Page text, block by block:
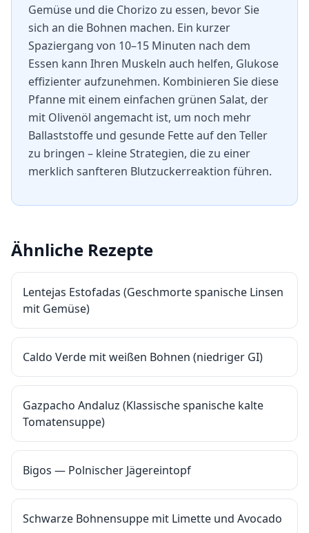
Gemüse und die Chorizo zu essen, bevor Sie
sich an die Bohnen machen. Ein kurzer
Spaziergang von 10–15 Minuten nach dem
Essen kann Ihren Muskeln auch helfen, Glukose
effizienter aufzunehmen. Kombinieren Sie diese
Pfanne mit einem einfachen grünen Salat, der
mit Olivenöl angemacht ist, um noch mehr
Ballaststoffe und gesunde Fette auf den Teller
zu bringen – kleine Strategien, die zu einer
merklich sanfteren Blutzuckerreaktion führen.
Ähnliche Rezepte
Lentejas Estofadas (Geschmorte spanische Linsen
mit Gemüse)
Caldo Verde mit weißen Bohnen (niedriger GI)
Gazpacho Andaluz (Klassische spanische kalte
Tomatensuppe)
Bigos — Polnischer Jägereintopf
Schwarze Bohnensuppe mit Limette und Avocado